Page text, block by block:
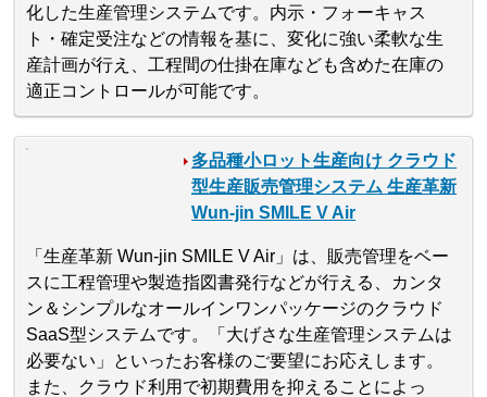
化した生産管理システムです。内示・フォーキャス
ト・確定受注などの情報を基に、変化に強い柔軟な生
産計画が行え、工程間の仕掛在庫なども含めた在庫の
適正コントロールが可能です。
多品種小ロット生産向け クラウド
型生産販売管理システム 生産革新
Wun-jin SMILE V Air
「生産革新 Wun-jin SMILE V Air」は、販売管理をベー
スに工程管理や製造指図書発行などが行える、カンタ
ン＆シンプルなオールインワンパッケージのクラウド
SaaS型システムです。「大げさな生産管理システムは
必要ない」といったお客様のご要望にお応えします。
また、クラウド利用で初期費用を抑えることによっ